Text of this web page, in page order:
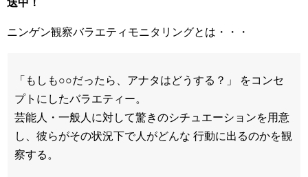
ニンゲン観察バラエティモニタリングとは・・・
「もしも○○だったら、アナタはどうする？」 をコンセ
プトにしたバラエティー。
芸能人・一般人に対して驚きのシチュエーションを用意
し、彼らがその状況下で人がどんな 行動に出るのかを観
察する。